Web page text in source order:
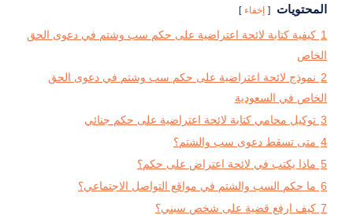
المحتويات إخفاء
1 كيفية كتابة لائحة اعتراضية على حكم سب وشتم في دعوى الحق
الخاص
2 نموذج لائحة اعتراضية على حكم سب وشتم في دعوى الحق
الخاص في السعودية
3 توكيل محامي كتابة لائحة اعتراضية على حكم جنائي
4 متى تسقط دعوى سب والشتم؟
5 ماذا يكتب في لائحة اعتراض على حكم؟
6 ما حكم السب والشتم في مواقع التواصل الاجتماعي؟
7 كيف ارفع قضية على شخص سبني؟